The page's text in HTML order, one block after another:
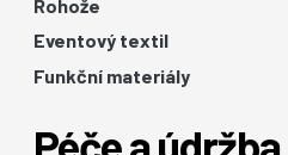
Rohože
Eventový textil
Funkční materiály
Péče a údržba